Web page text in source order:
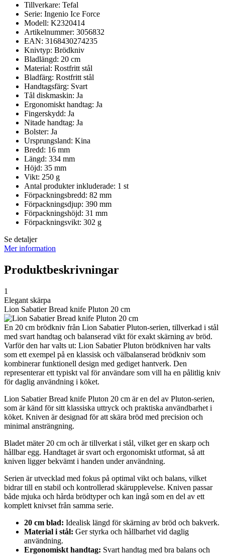
Tillverkare: Tefal
Serie: Ingenio Ice Force
Modell: K2320414
Artikelnummer: 3056832
EAN: 3168430274235
Knivtyp: Brödkniv
Bladlängd: 20 cm
Material: Rostfritt stål
Bladfärg: Rostfritt stål
Handtagsfärg: Svart
Tål diskmaskin: Ja
Ergonomiskt handtag: Ja
Fingerskydd: Ja
Nitade handtag: Ja
Bolster: Ja
Ursprungsland: Kina
Bredd: 16 mm
Längd: 334 mm
Höjd: 35 mm
Vikt: 250 g
Antal produkter inkluderade: 1 st
Förpackningsbredd: 82 mm
Förpackningsdjup: 390 mm
Förpackningshöjd: 31 mm
Förpackningsvikt: 302 g
Se detaljer
Mer information
Produktbeskrivningar
1
Elegant skärpa
Lion Sabatier Bread knife Pluton 20 cm
En 20 cm brödkniv från Lion Sabatier Pluton-serien, tillverkad i stål
med svart handtag och balanserad vikt för exakt skärning av bröd.
Varför den har valts ut: Lion Sabatier Pluton brödkniven har valts
som ett exempel på en klassisk och välbalanserad brödkniv som
kombinerar funktionell design med gediget hantverk. Den
representerar ett typiskt val för användare som vill ha en pålitlig kniv
för daglig användning i köket.
Lion Sabatier Bread knife Pluton 20 cm är en del av Pluton-serien,
som är känd för sitt klassiska uttryck och praktiska användbarhet i
köket. Kniven är designad för att skära bröd med precision och
minimal ansträngning.
Bladet mäter 20 cm och är tillverkat i stål, vilket ger en skarp och
hållbar egg. Handtaget är svart och ergonomiskt utformat, så att
kniven ligger bekvämt i handen under användning.
Serien är utvecklad med fokus på optimal vikt och balans, vilket
bidrar till en stabil och kontrollerad skärupplevelse. Kniven passar
både mjuka och hårda brödtyper och kan ingå som en del av ett
komplett knivset från samma serie.
20 cm blad: Idealisk längd för skärning av bröd och bakverk.
Material i stål: Ger styrka och hållbarhet vid daglig
användning.
Ergonomiskt handtag: Svart handtag med bra balans och